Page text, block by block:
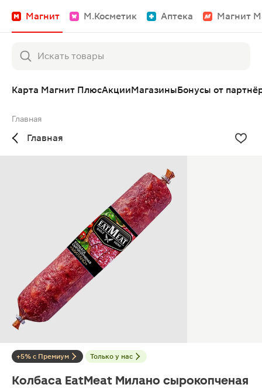
Магнит М.Косметик Аптека Магнит
Карта Магнит ПлюсАкцииМагазиныБонусы от
Главная
Главная
+5% с Премиум Только у нас
Колбаса EatMeat Милано сырокопченая